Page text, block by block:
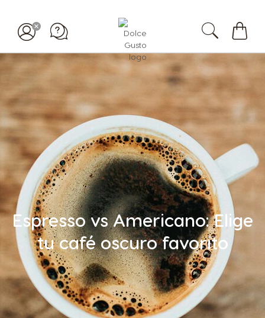
Espresso vs Americano: Elige
tu café oscuro favorito